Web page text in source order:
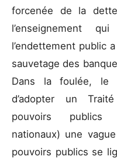
forcenée de la
l’enseignement
l’endettement public
sauvetage des
Dans la foulée, le
d’adopter un
pouvoirs publics
nationaux) une
pouvoirs publics se